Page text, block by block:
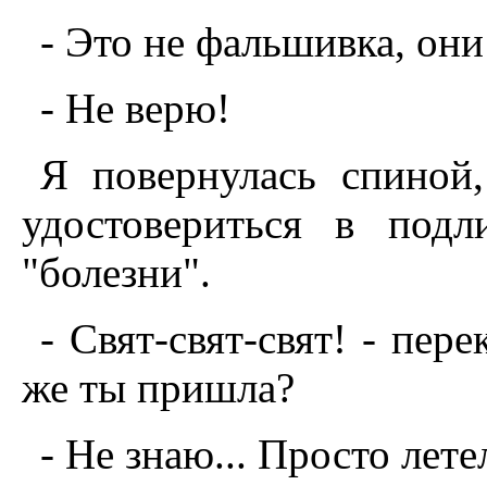
- Это не фальшивка,
- Hе верю!
Я повернулась
удостовериться в
"болезни".
- Свят-свят-свят! -
же ты пришла?
- Hе знаю... Просто